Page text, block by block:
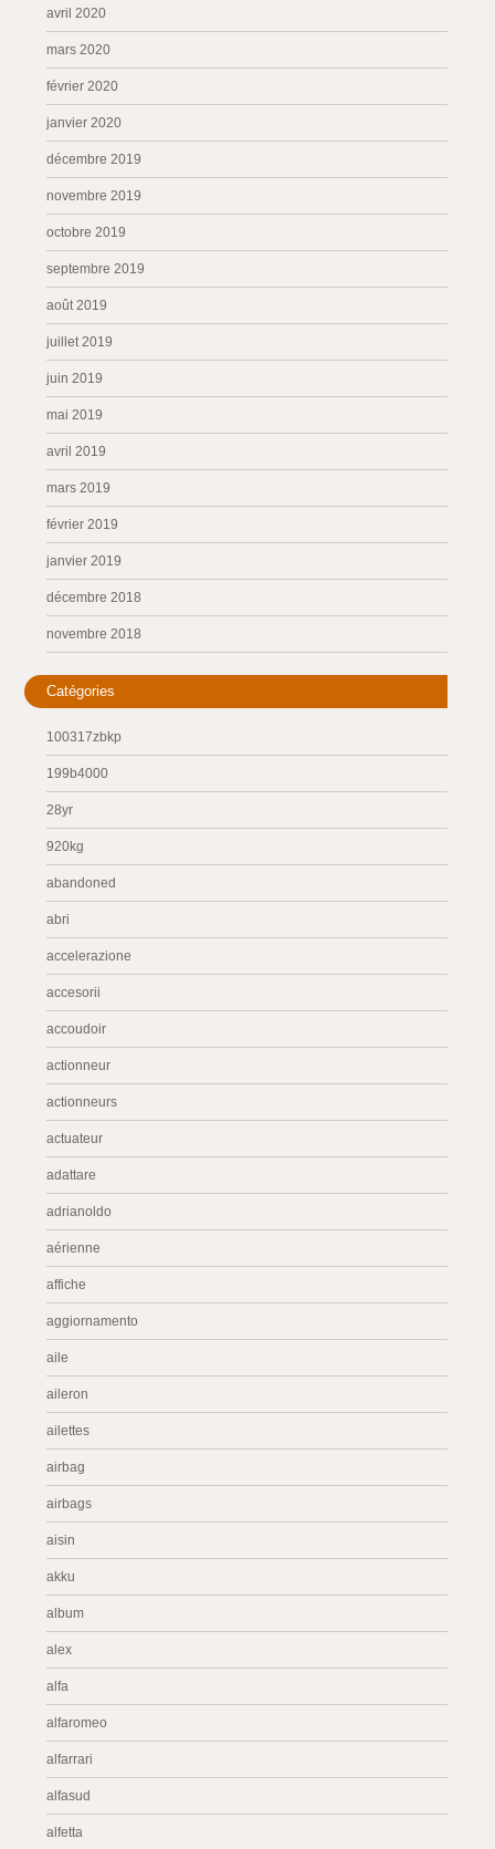
avril 2020
mars 2020
février 2020
janvier 2020
décembre 2019
novembre 2019
octobre 2019
septembre 2019
août 2019
juillet 2019
juin 2019
mai 2019
avril 2019
mars 2019
février 2019
janvier 2019
décembre 2018
novembre 2018
Catégories
100317zbkp
199b4000
28yr
920kg
abandoned
abri
accelerazione
accesorii
accoudoir
actionneur
actionneurs
actuateur
adattare
adrianoldo
aérienne
affiche
aggiornamento
aile
aileron
ailettes
airbag
airbags
aisin
akku
album
alex
alfa
alfaromeo
alfarrari
alfasud
alfetta